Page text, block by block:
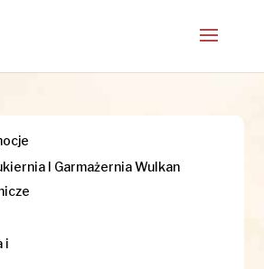
I Garmażernia Wulkan
i